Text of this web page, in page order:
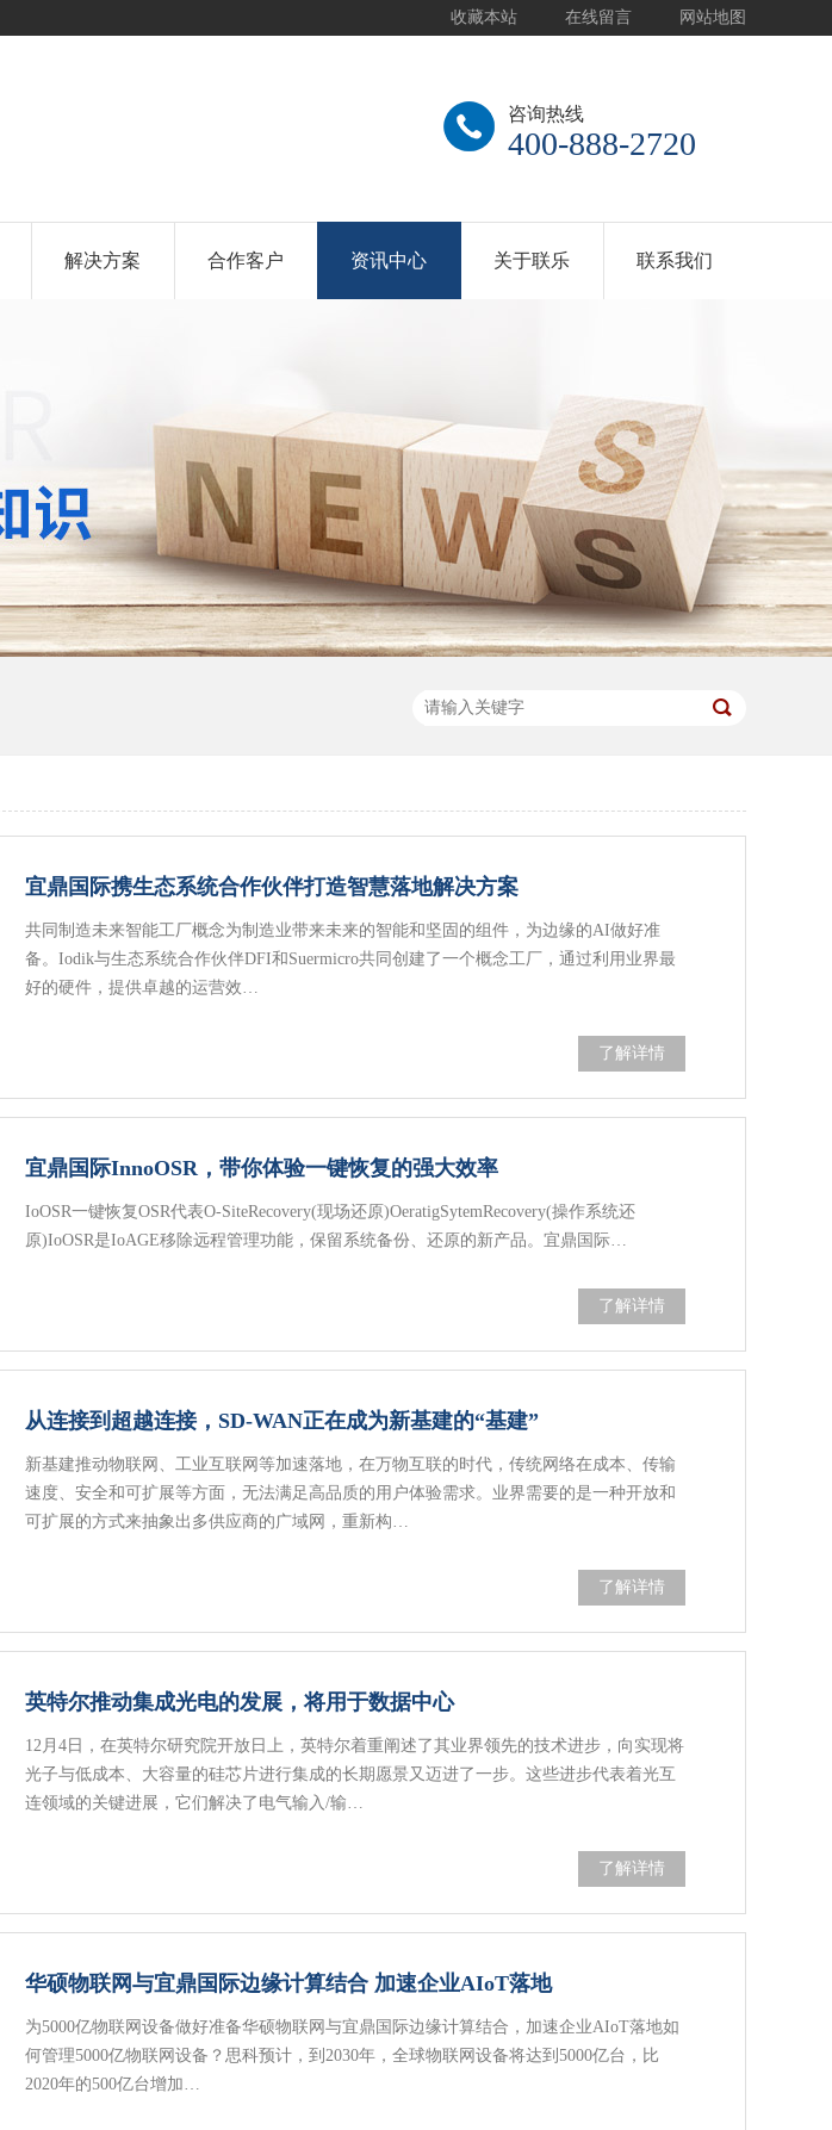
收藏本站 在线留言 网站地图
咨询热线
400-888-2720
解决方案 合作客户 资讯中心 关于联乐 联系我们
宜鼎国际携生态系统合作伙伴打造智慧落地解决方案
共同制造未来智能工厂概念为制造业带来未来的智能和坚固的组件，为边缘的AI做好准
备。Iodik与生态系统合作伙伴DFI和Suermicro共同创建了一个概念工厂，通过利用业界最
好的硬件，提供卓越的运营效…
了解详情
宜鼎国际InnoOSR，带你体验一键恢复的强大效率
IoOSR一键恢复OSR代表O-SiteRecovery(现场还原)OeratigSytemRecovery(操作系统还
原)IoOSR是IoAGE移除远程管理功能，保留系统备份、还原的新产品。宜鼎国际…
了解详情
从连接到超越连接，SD-WAN正在成为新基建的“基建”
新基建推动物联网、工业互联网等加速落地，在万物互联的时代，传统网络在成本、传输
速度、安全和可扩展等方面，无法满足高品质的用户体验需求。业界需要的是一种开放和
可扩展的方式来抽象出多供应商的广域网，重新构…
了解详情
英特尔推动集成光电的发展，将用于数据中心
12月4日，在英特尔研究院开放日上，英特尔着重阐述了其业界领先的技术进步，向实现将
光子与低成本、大容量的硅芯片进行集成的长期愿景又迈进了一步。这些进步代表着光互
连领域的关键进展，它们解决了电气输入/输…
了解详情
华硕物联网与宜鼎国际边缘计算结合 加速企业AIoT落地
为5000亿物联网设备做好准备华硕物联网与宜鼎国际边缘计算结合，加速企业AIoT落地如
何管理5000亿物联网设备？思科预计，到2030年，全球物联网设备将达到5000亿台，比
2020年的500亿台增加…